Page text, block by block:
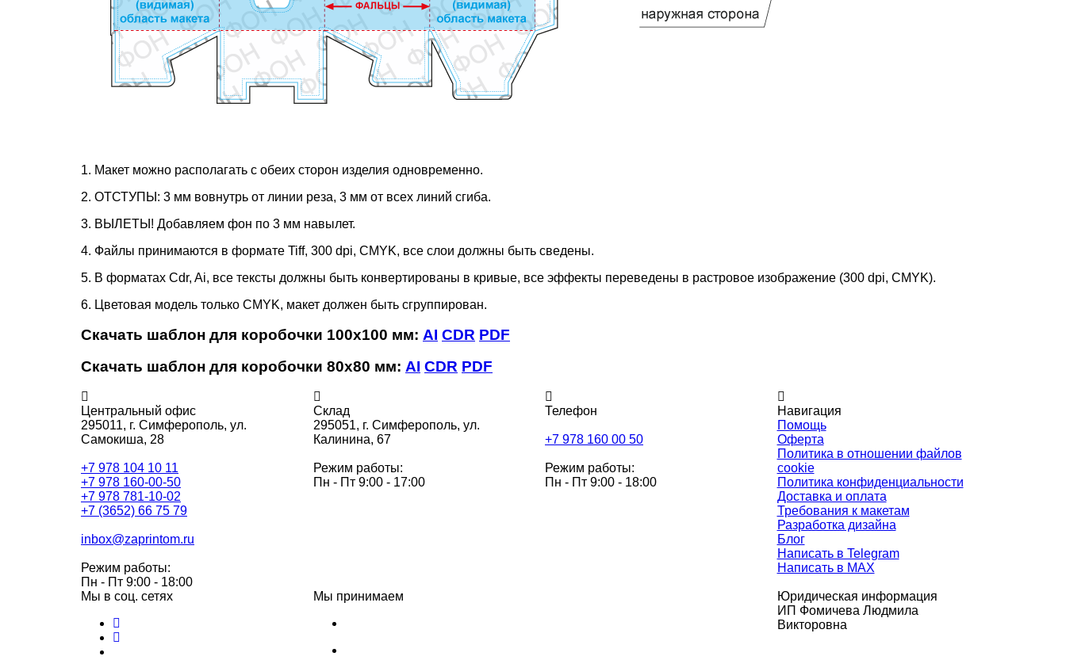
1. Макет можно располагать с обеих сторон изделия одновременно.
2. ОТСТУПЫ: 3 мм вовнутрь от линии реза, 3 мм от всех линий сгиба.
3. ВЫЛЕТЫ! Добавляем фон по 3 мм навылет.
4. Файлы принимаются в формате Tiff, 300 dpi, CMYK, все слои должны быть сведены.
5. В форматах Cdr, Ai, все тексты должны быть конвертированы в кривые, все эффекты переведены в растровое изображение (300 dpi, CMYK).
6. Цветовая модель только CMYK, макет должен быть сгруппирован.
Скачать шаблон для коробочки 100х100 мм: AI CDR PDF
Скачать шаблон для коробочки 80x80 мм: AI CDR PDF
Центральный офис
295011, г. Симферополь, ул.
Самокиша, 28
+7 978 104 10 11
+7 978 160-00-50
+7 978 781-10-02
+7 (3652) 66 75 79
inbox@zaprintom.ru
Режим работы:
Пн - Пт 9:00 - 18:00
Склад
295051, г. Симферополь, ул.
Калинина, 67
Режим работы:
Пн - Пт 9:00 - 17:00
Телефон
+7 978 160 00 50
Режим работы:
Пн - Пт 9:00 - 18:00
Навигация
Помощь
Оферта
Политика в отношении файлов
cookie
Политика конфиденциальности
Доставка и оплата
Требования к макетам
Разработка дизайна
Блог
Написать в Telegram
Написать в MAX
Мы в соц. сетях Мы принимаем
Юридическая информация
ИП Фомичева Людмила
Викторовна